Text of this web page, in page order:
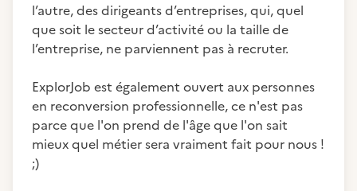
l’autre, des dirigeants d’entreprises, qui, quel
que soit le secteur d’activité ou la taille de
l’entreprise, ne parviennent pas à recruter.
ExplorJob est également ouvert aux personnes
en reconversion professionnelle, ce n'est pas
parce que l'on prend de l'âge que l'on sait
mieux quel métier sera vraiment fait pour nous !
;)